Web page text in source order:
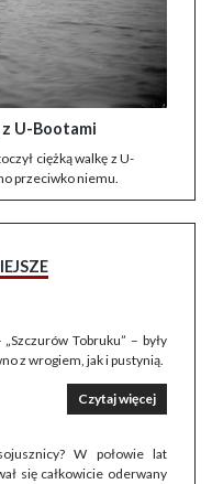
U-Bootami
ciężką walkę z U-
przeciwko niemu.
Tobruku” – były
z wrogiem, jak i pustynią.
Czytaj więcej
W połowie lat
się całkowicie oderwany